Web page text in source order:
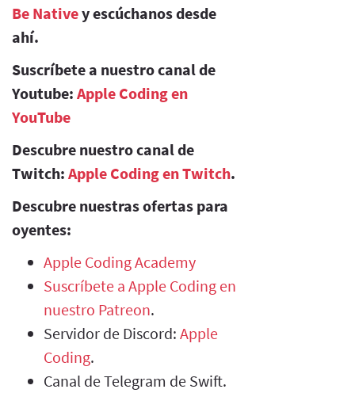
Be Nativey escúchanos desde
ahí.
Suscríbete a nuestro canal de
Youtube: Apple Coding en
YouTube
Descubre nuestro canal de
Twitch: Apple Coding en Twitch.
Descubre nuestras ofertas para
oyentes:
Apple Coding Academy
Suscríbete a Apple Coding en
nuestro Patreon.
Servidor de Discord: Apple
Coding.
Canal de Telegram de Swift.